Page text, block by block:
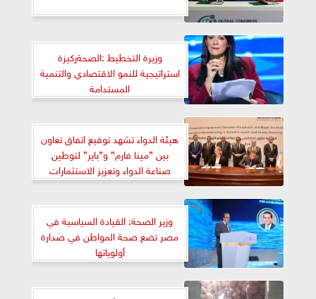
وزيرة التخطيط :الصحةركيزة
استراتيجية للنمو الاقتصادي والتنمية
المستدامة
هيئة الدواء تشهد توقيع اتفاق تعاون
بين ”مينا فارم” و”باير” لتوطين
صناعة الدواء وتعزيز الاستثمارات
الدوائية
وزير الصحة: القيادة السياسية في
مصر تضع صحة المواطن في صدارة
أولوياتها